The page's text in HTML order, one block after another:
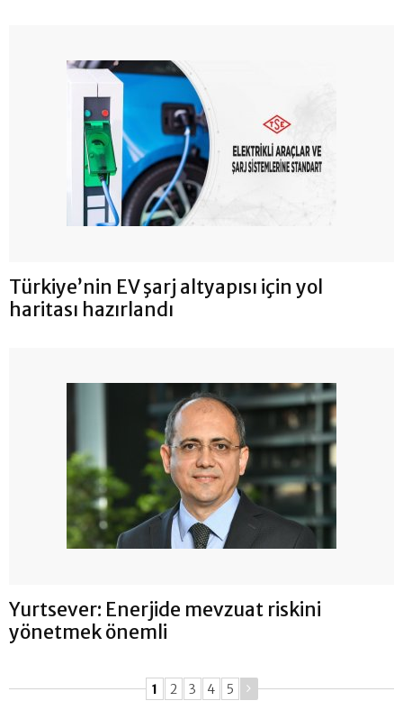
Türkiye’nin EV şarj altyapısı için yol
haritası hazırlandı
Yurtsever: Enerjide mevzuat riskini
yönetmek önemli
1 2 3 4 5